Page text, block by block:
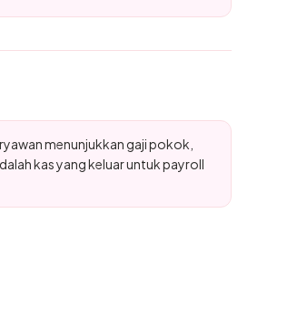
menunjukkan gaji pokok,
kas yang keluar untuk payroll